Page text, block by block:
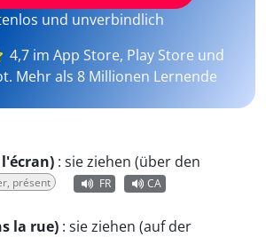
und unverbindlich
4,7 im App Store, Play Store und
Mehr als 8 Millionen Lernende
: sie ziehen (über den
présent FR CA
la rue) : sie ziehen (auf der